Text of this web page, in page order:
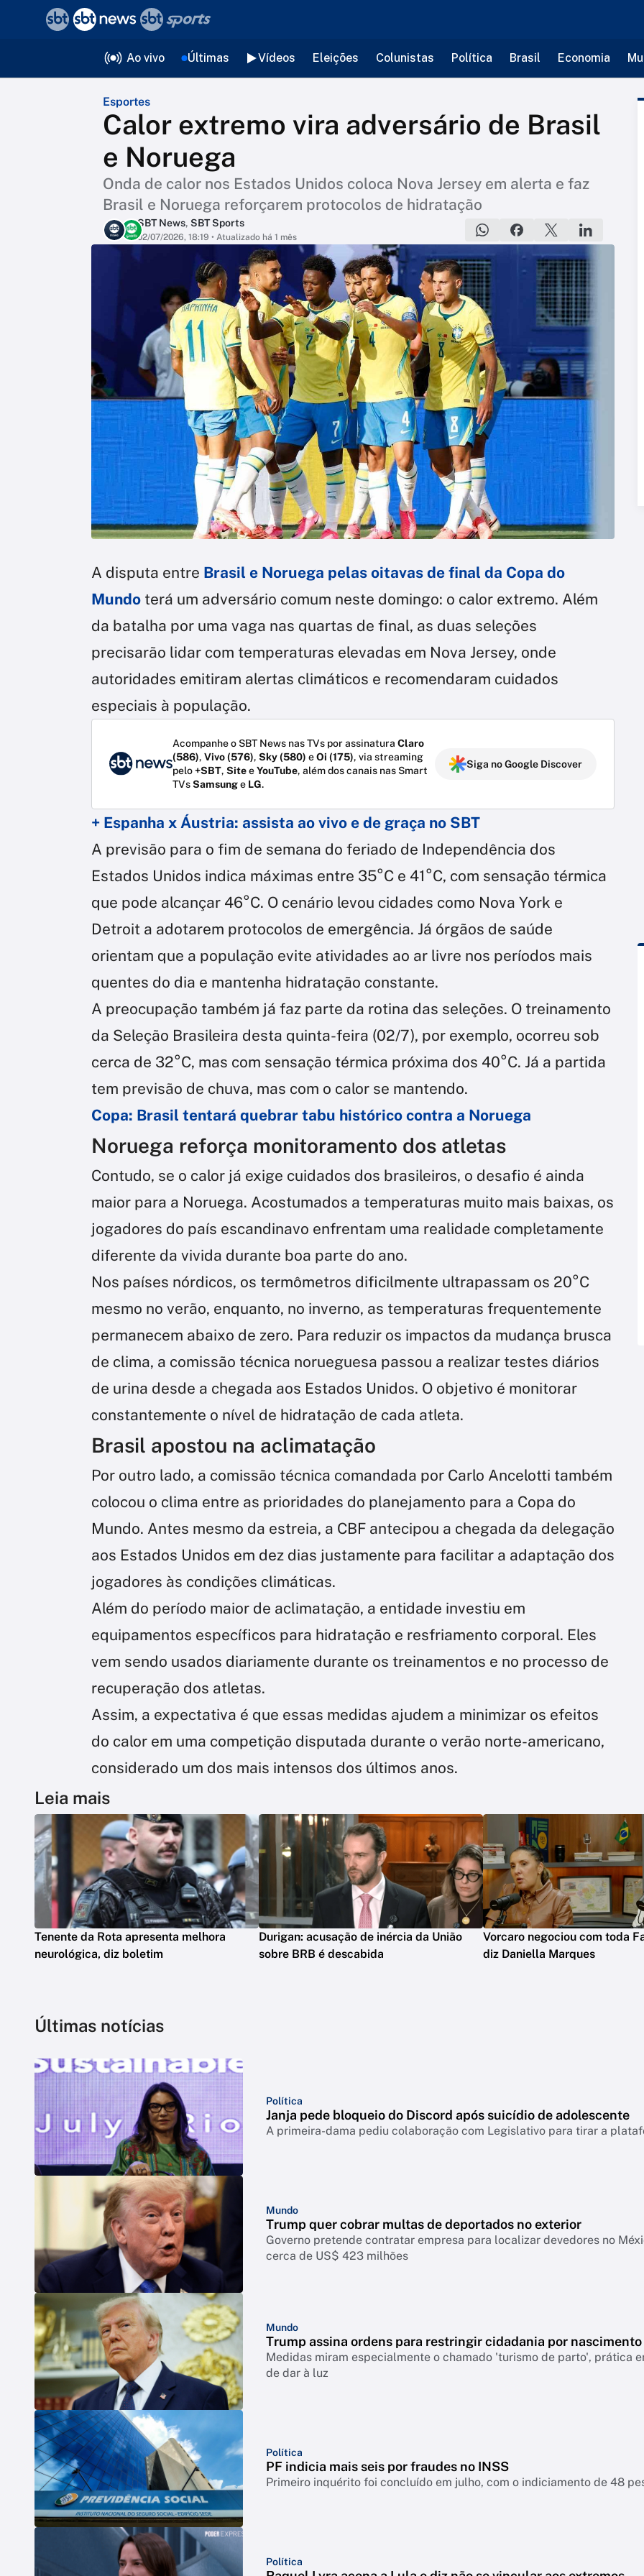
Ao vivo Últimas Vídeos Eleições Colunistas Política Brasil Economia
Esportes
Calor extremo vira adversário de Brasil
e Noruega
Onda de calor nos Estados Unidos coloca Nova Jersey em alerta e faz
Brasil e Noruega reforçarem protocolos de hidratação
SBT News, SBT Sports
02/07/2026, 18:19 • Atualizado há 1 mês
A disputa entre Brasil e Noruega pelas oitavas de final da Copa do
Mundo terá um adversário comum neste domingo: o calor extremo. Além
da batalha por uma vaga nas quartas de final, as duas seleções
precisarão lidar com temperaturas elevadas em Nova Jersey, onde
autoridades emitiram alertas climáticos e recomendaram cuidados
especiais à população.
Acompanhe o SBT News nas TVs por assinatura Claro
(586), Vivo (576), Sky (580) eOi (175), via streaming
pelo+SBT, SiteeYouTube, além dos canais nas Smart
TVsSamsunge LG.
Siga no Google Discover
+ Espanha x Áustria: assista ao vivo e de graça no SBT
A previsão para o fim de semana do feriado de Independência dos
Estados Unidos indica máximas entre 35°C e 41°C, com sensação térmica
que pode alcançar 46°C. O cenário levou cidades como Nova York e
Detroit a adotarem protocolos de emergência. Já órgãos de saúde
orientam que a população evite atividades ao ar livre nos períodos mais
quentes do dia e mantenha hidratação constante.
A preocupação também já faz parte da rotina das seleções. O treinamento
da Seleção Brasileira desta quinta-feira (02/7), por exemplo, ocorreu sob
cerca de 32°C, mas com sensação térmica próxima dos 40°C. Já a partida
tem previsão de chuva, mas com o calor se mantendo.
Copa: Brasil tentará quebrar tabu histórico contra a Noruega
Noruega reforça monitoramento dos atletas
Contudo, se o calor já exige cuidados dos brasileiros, o desafio é ainda
maior para a Noruega. Acostumados a temperaturas muito mais baixas, os
jogadores do país escandinavo enfrentam uma realidade completamente
diferente da vivida durante boa parte do ano.
Nos países nórdicos, os termômetros dificilmente ultrapassam os 20°C
mesmo no verão, enquanto, no inverno, as temperaturas frequentemente
permanecem abaixo de zero. Para reduzir os impactos da mudança brusca
de clima, a comissão técnica norueguesa passou a realizar testes diários
de urina desde a chegada aos Estados Unidos. O objetivo é monitorar
constantemente o nível de hidratação de cada atleta.
Brasil apostou na aclimatação
Por outro lado, a comissão técnica comandada por Carlo Ancelotti também
colocou o clima entre as prioridades do planejamento para a Copa do
Mundo. Antes mesmo da estreia, a CBF antecipou a chegada da delegação
aos Estados Unidos em dez dias justamente para facilitar a adaptação dos
jogadores às condições climáticas.
Além do período maior de aclimatação, a entidade investiu em
equipamentos específicos para hidratação e resfriamento corporal. Eles
vem sendo usados diariamente durante os treinamentos e no processo de
recuperação dos atletas.
Assim, a expectativa é que essas medidas ajudem a minimizar os efeitos
do calor em uma competição disputada durante o verão norte-americano,
considerado um dos mais intensos dos últimos anos.
Leia mais
Tenente da Rota apresenta melhora
neurológica, diz boletim
Durigan: acusação de inércia da União
sobre BRB é descabida
Vorcaro negociou com toda
diz Daniella Marques
Últimas notícias
Política
Janja pede bloqueio do Discord após suicídio de adolescente
A primeira-dama pediu colaboração com Legislativo para tirar a
Mundo
Trump quer cobrar multas de deportados no exterior
Governo pretende contratar empresa para localizar devedores no
cerca de US$ 423 milhões
Mundo
Trump assina ordens para restringir cidadania por nascimento
Medidas miram especialmente o chamado 'turismo de parto', prática
de dar à luz
Política
PF indicia mais seis por fraudes no INSS
Primeiro inquérito foi concluído em julho, com o indiciamento de 48
Política
voltar
Editorias